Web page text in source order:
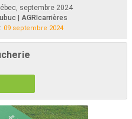
septembre 2024
| AGRIcarrières
09 septembre 2024